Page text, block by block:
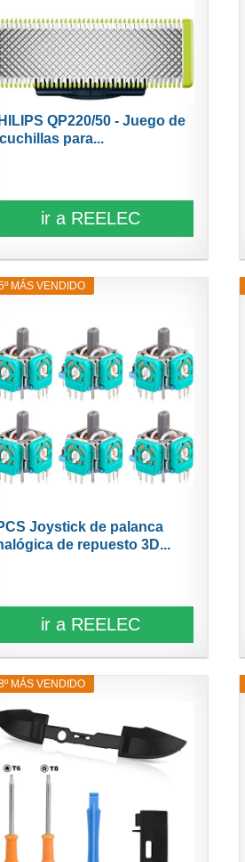
QP220/50 - Juego de
para...
ir a REELEC
MÁS VENDIDO
Joystick de palanca
de repuesto 3D...
ir a REELEC
MÁS VENDIDO